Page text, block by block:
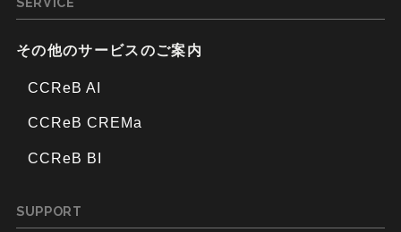
その他のサービスのご案内
CCReB AI
CCReB CREMa
CCReB BI
SUPPORT